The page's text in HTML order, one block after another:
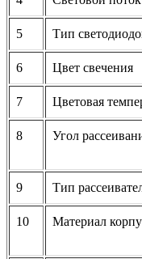
5 Тип
6 Цвет свечения
7 Цветовая
8 Угол
9 Тип
10 Материал